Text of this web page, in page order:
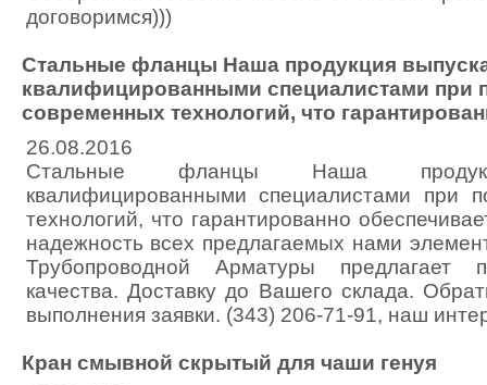
договоримся)))
Стальные фланцы Наша продукция
квалифицированными специалистами при
современных технологий, что
26.08.2016
Стальные фланцы Наша
квалифицированными специалистами при
технологий, что гарантированно
надежность всех предлагаемых нами
Трубопроводной Арматуры предлагает
качества. Доставку до Вашего склада.
выполнения заявки. (343) 206-71-91, наш
Кран смывной скрытый для чаши генуя